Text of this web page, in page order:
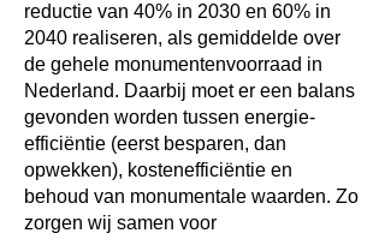
reductie van 40% in 2030 en 60% in
2040 realiseren, als gemiddelde over
de gehele monumentenvoorraad in
Nederland. Daarbij moet er een balans
gevonden worden tussen energie-
efficiëntie (eerst besparen, dan
opwekken), kostenefficiëntie en
behoud van monumentale waarden. Zo
zorgen wij samen voor